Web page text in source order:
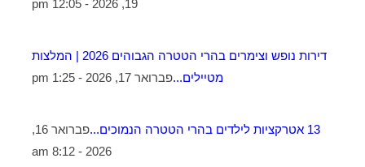
19, 2026 - 12:05 pm
דירות נופש וצימרים בהרי הטטרה הגבוהים 2026 | המלצות
מטיילים...פברואר 17, 2026 - 1:25 pm
13 אטרקציות לילדים בהרי הטטרה הנמוכים...
פברואר 16,
2026 - 8:12 am